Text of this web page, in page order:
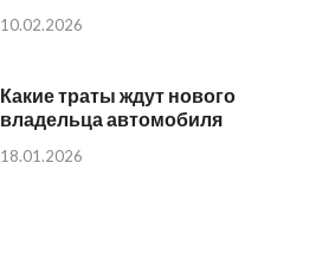
10.02.2026
Какие траты ждут нового
владельца автомобиля
18.01.2026